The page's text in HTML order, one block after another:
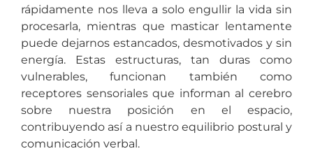
rápidamente nos lleva a solo engullir la vida sin
procesarla, mientras que masticar lentamente
puede dejarnos estancados, desmotivados y sin
energía. Estas estructuras, tan duras como
vulnerables, funcionan también como
receptores sensoriales que informan al cerebro
sobre nuestra posición en el espacio,
contribuyendo así a nuestro equilibrio postural y
comunicación verbal.